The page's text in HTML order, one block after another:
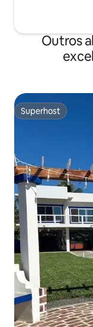
Outros
Superhost
Superhost